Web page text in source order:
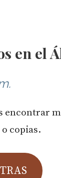
en el
encontrar
copias.